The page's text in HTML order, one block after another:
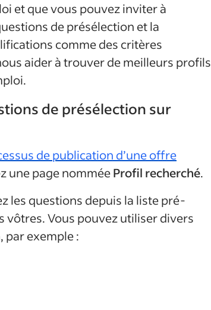
et que vous pouvez inviter à
de présélection et la
comme des critères
aider à trouver de meilleurs profils
de présélection sur
de publication d’une offre
une page nomméeProfil recherché.
les questions depuis la liste pré-
vôtres. Vous pouvez utiliser divers
exemple :